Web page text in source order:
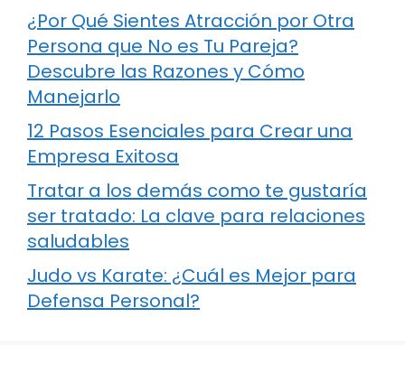
¿Por Qué Sientes Atracción por Otra
Persona que No es Tu Pareja?
Descubre las Razones y Cómo
Manejarlo
12 Pasos Esenciales para Crear una
Empresa Exitosa
Tratar a los demás como te gustaría
ser tratado: La clave para relaciones
saludables
Judo vs Karate: ¿Cuál es Mejor para
Defensa Personal?